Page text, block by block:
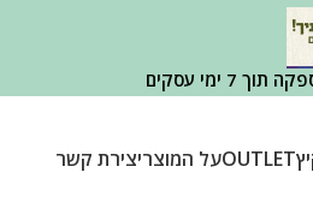
OUTLETעל המוצריצירת קשר